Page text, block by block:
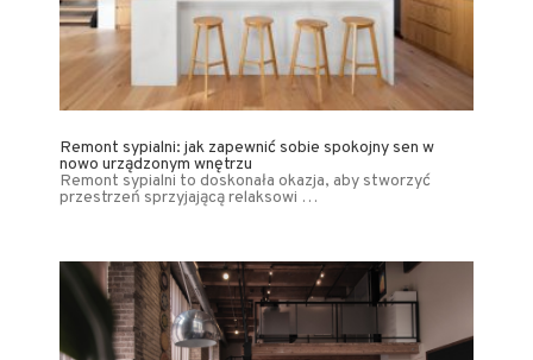
Remont sypialni: jak zapewnić sobie spokojny sen w
nowo urządzonym wnętrzu
Remont sypialni to doskonała okazja, aby stworzyć
przestrzeń sprzyjającą relaksowi …